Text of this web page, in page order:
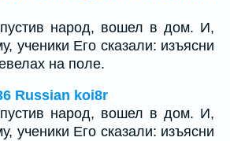
народ, вошел в дом. И,
ученики Его сказали: изъясни
на поле.
Russian koi8r
народ, вошел в дом. И,
ученики Его сказали: изъясни